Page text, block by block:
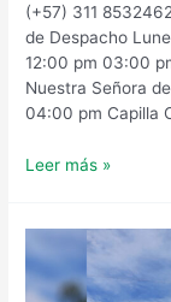
(+57) 311
de Despacho
12:00 pm 03:00
Nuestra Señora
04:00 pm Capilla
Parroquia
Virgen
Leer más »